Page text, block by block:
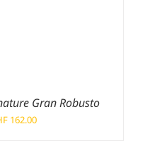
Gran Robusto
162.00Preisspanne: